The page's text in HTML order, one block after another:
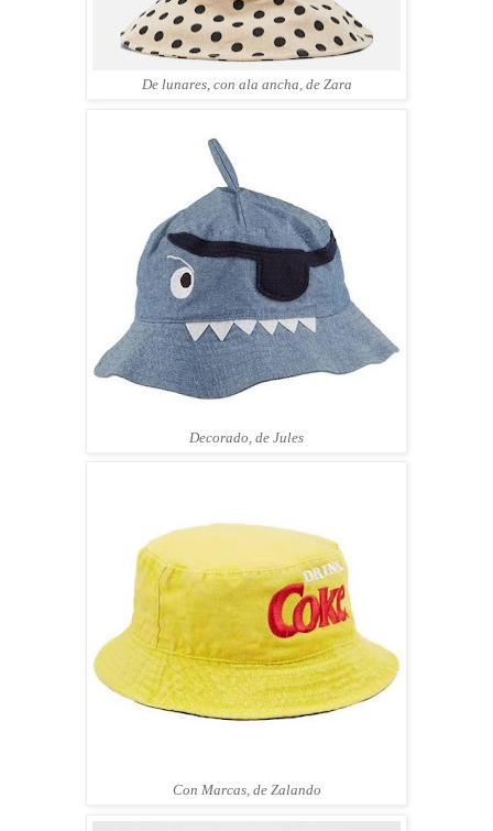
De lunares, con ala ancha, de Zara
Decorado, de Jules
Con Marcas, de Zalando